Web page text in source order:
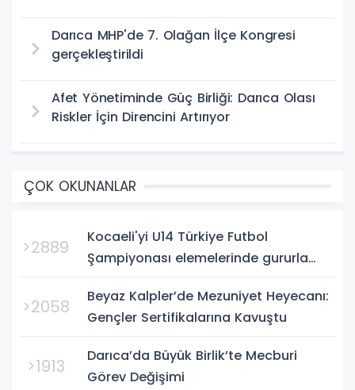
Darıca MHP'de 7. Olağan İlçe Kongresi
gerçekleştirildi
Afet Yönetiminde Güç Birliği: Darıca Olası
Riskler İçin Direncini Artırıyor
ÇOK OKUNANLAR
>2889
Kocaeli'yi U14 Türkiye Futbol
Şampiyonası elemelerinde gururla
Bursa'da oynanan yarı final...
>2058
Beyaz Kalpler’de Mezuniyet Heyecanı:
Gençler Sertifikalarına Kavuştu
>1913
Darıca’da Büyük Birlik’te Mecburi
Görev Değişimi